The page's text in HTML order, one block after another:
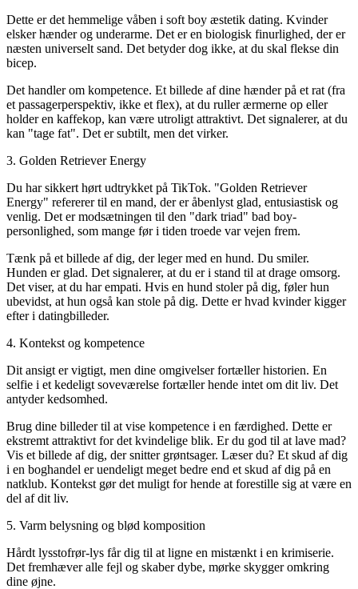
Dette er det hemmelige våben i soft boy æstetik dating. Kvinder
elsker hænder og underarme. Det er en biologisk finurlighed, der er
næsten universelt sand. Det betyder dog ikke, at du skal flekse din
bicep.
Det handler om kompetence. Et billede af dine hænder på et rat (fra
et passagerperspektiv, ikke et flex), at du ruller ærmerne op eller
holder en kaffekop, kan være utroligt attraktivt. Det signalerer, at du
kan "tage fat". Det er subtilt, men det virker.
3. Golden Retriever Energy
Du har sikkert hørt udtrykket på TikTok. "Golden Retriever
Energy" refererer til en mand, der er åbenlyst glad, entusiastisk og
venlig. Det er modsætningen til den "dark triad" bad boy-
personlighed, som mange før i tiden troede var vejen frem.
Tænk på et billede af dig, der leger med en hund. Du smiler.
Hunden er glad. Det signalerer, at du er i stand til at drage omsorg.
Det viser, at du har empati. Hvis en hund stoler på dig, føler hun
ubevidst, at hun også kan stole på dig. Dette erhvad kvinder kigger
efter i datingbilleder.
4. Kontekst og kompetence
Dit ansigt er vigtigt, men dine omgivelser fortæller historien. En
selfie i et kedeligt soveværelse fortæller hende intet om dit liv. Det
antyder kedsomhed.
Brug dine billeder til at vise kompetence i en færdighed. Dette er
ekstremt attraktivt for det kvindelige blik. Er du god til at lave mad?
Vis et billede af dig, der snitter grøntsager. Læser du? Et skud af dig
i en boghandel er uendeligt meget bedre end et skud af dig på en
natklub. Kontekst gør det muligt for hende at forestille sig at være en
del af dit liv.
5. Varm belysning og blød komposition
Hårdt lysstofrør-lys får dig til at ligne en mistænkt i en krimiserie.
Det fremhæver alle fejl og skaber dybe, mørke skygger omkring
dine øjne.